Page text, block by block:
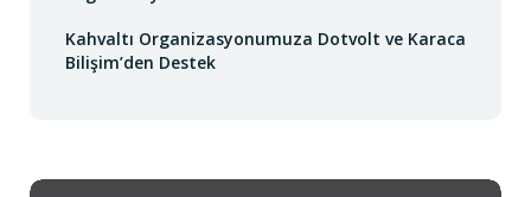
Kahvaltı Organizasyonumuza Dotvolt ve Karaca
Bilişim’den Destek